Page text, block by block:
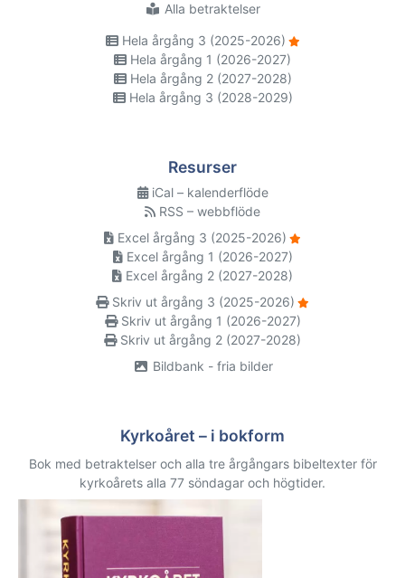
Alla betraktelser
Hela årgång 3 (2025-2026)
Hela årgång 1 (2026-2027)
Hela årgång 2 (2027-2028)
Hela årgång 3 (2028-2029)
Resurser
iCal – kalenderflöde
RSS – webbflöde
Excel årgång 3 (2025-2026)
Excel årgång 1 (2026-2027)
Excel årgång 2 (2027-2028)
Skriv ut årgång 3 (2025-2026)
Skriv ut årgång 1 (2026-2027)
Skriv ut årgång 2 (2027-2028)
Bildbank - fria bilder
Kyrkoåret – i bokform
Bok med betraktelser och alla tre årgångars bibeltexter för
kyrkoårets alla 77 söndagar och högtider.